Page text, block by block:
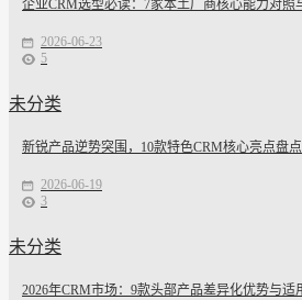
企业CRM选型必读：7家本土厂商核心能力对照
2026-06-23
5
未分类
新锐产品逆势突围，10款特色CRM核心亮点盘点
2026-06-19
3
未分类
2026年CRM市场：9款头部产品差异化优势与适